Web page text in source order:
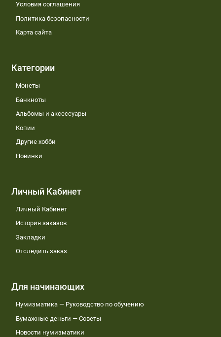
Условия соглашения
Политика безопасности
Карта сайта
Категории
Монеты
Банкноты
Альбомы и аксессуары
Копии
Другие хобби
Новинки
Личный Кабинет
Личный Кабинет
История заказов
Закладки
Отследить заказ
Для начинающих
Нумизматика — Руководство по обучению
Бумажные деньги — Советы
Новости нумизматики